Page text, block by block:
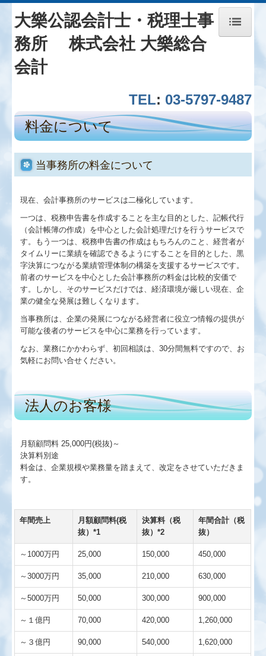
ホーム
サービス一覧
お問い合わせ
ブログ_一粒万倍
創業の夢をお手伝いします
病医院の開業と経営改善
TKC経営指標（速報版）
経営者オススメ情報
最新保健・医療・福祉政策情報
リンク集
国の共済制度活用コーナー
大樂公認会計士・税理士事
務所 株式会社 大樂総合
会計
TEL: 03-5797-9487
料金について
当事務所の料金について
現在、会計事務所のサービスは二極化しています。
一つは、税務申告書を作成することを主な目的とした、記帳代行
（会計帳簿の作成）を中心とした会計処理だけを行うサービスで
す。もう一つは、税務申告書の作成はもちろんのこと、経営者が
タイムリーに業績を確認できるようにすることを目的とした、黒
字決算につながる業績管理体制の構築を支援するサービスです。
前者のサービスを中心とした会計事務所の料金は比較的安価で
す。しかし、そのサービスだけでは、経済環境が厳しい現在、企
業の健全な発展は難しくなります。
当事務所は、企業の発展につながる経営者に役立つ情報の提供が
可能な後者のサービスを中心に業務を行っています。
なお、業務にかかわらず、初回相談は、30分間無料ですので、お
気軽にお問い合せください。
法人のお客様
月額顧問料 25,000円(税抜)～
決算料別途
料金は、企業規模や業務量を踏まえて、改定をさせていただきま
す。
年間売上
月額顧問料(税
抜）*1
決算料（税
抜）*2
年間合計（税
抜）
～1000万円 25,000 150,000 450,000
～3000万円 35,000 210,000 630,000
～5000万円 50,000 300,000 900,000
～１億円 70,000 420,000 1,260,000
～３億円 90,000 540,000 1,620,000